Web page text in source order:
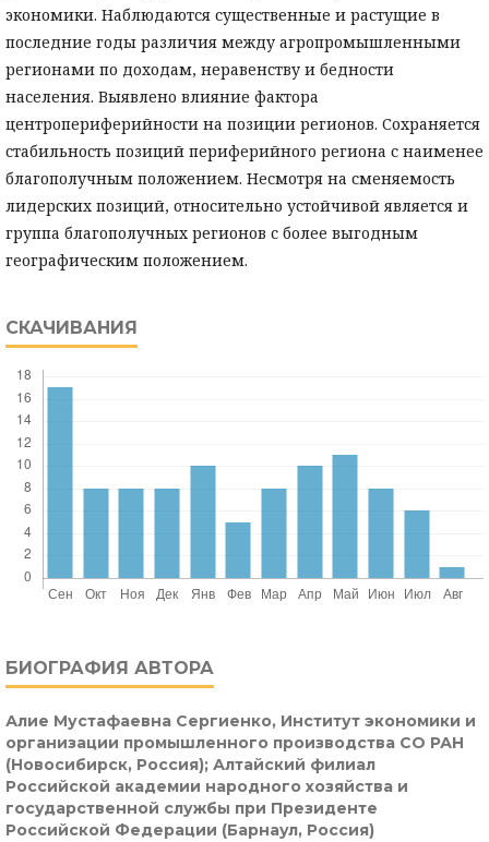
экономики. Наблюдаются существенные и растущие в
последние годы различия между агропромышленными
регионами по доходам, неравенству и бедности
населения. Выявлено влияние фактора
центропериферийности на позиции регионов. Сохраняется
стабильность позиций периферийного региона с наименее
благополучным положением. Несмотря на сменяемость
лидерских позиций, относительно устойчивой является и
группа благополучных регионов с более выгодным
географическим положением.
СКАЧИВАНИЯ
БИОГРАФИЯ АВТОРА
Алие Мустафаевна Сергиенко, Институт экономики и
организации промышленного производства СО РАН
(Новосибирск, Россия); Алтайский филиал
Российской академии народного хозяйства и
государственной службы при Президенте
Российской Федерации (Барнаул, Россия)